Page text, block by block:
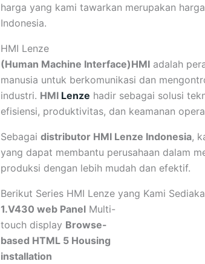
harga yang kami tawarkan merupakan
Indonesia.
HMI Lenze
(Human Machine Interface)HMIadalah
manusia untuk berkomunikasi dan
industri. HMI Lenze hadir sebagai solusi
efisiensi, produktivitas, dan keamanan
Sebagai distributor HMI Lenze Indonesia,
yang dapat membantu perusahaan dalam
produksi dengan lebih mudah dan efektif.
Berikut Series HMI Lenze yang Kami
1.V430 web PanelMulti-
touch display Browse-
based HTML 5 Housing
installation